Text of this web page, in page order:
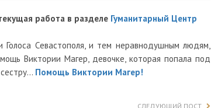
работа в разделе Гуманитарный Центр
Голоса Севастополя, и тем неравнодушным людям,
Виктории Магер, девочке, которая попала под
Помощь Виктории Магер!
СЛЕДУЮЩИЙ ПОСТ